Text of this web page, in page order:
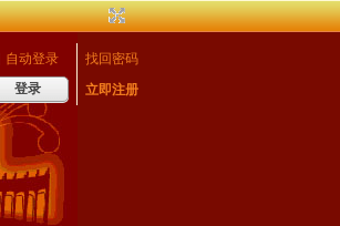
自动登录
找回密码
登录 立即注册